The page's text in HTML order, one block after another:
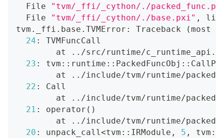
  File
"tvm/_ffi/_cython/./
  File
"tvm/_ffi/_cython/./base.pxi" ,
tvm._ffi.base.TVMError: Traceback
(most
24 : TVMFuncCall
        at
.. /src/runtime/
23 :
        at
.. /include/tvm/runtime/
22 : Call
        at
.. /include/tvm/runtime/
21 : operator ( )
        at
.. /include/tvm/runtime/
20 : unpack_call <tvm::IRModule, 5 , tvm::